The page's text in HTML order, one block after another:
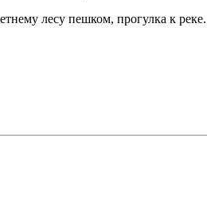
лесу пешком, прогулка к